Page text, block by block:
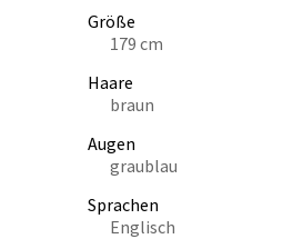
Größe
179 cm
Haare
braun
Augen
graublau
Sprachen
Englisch